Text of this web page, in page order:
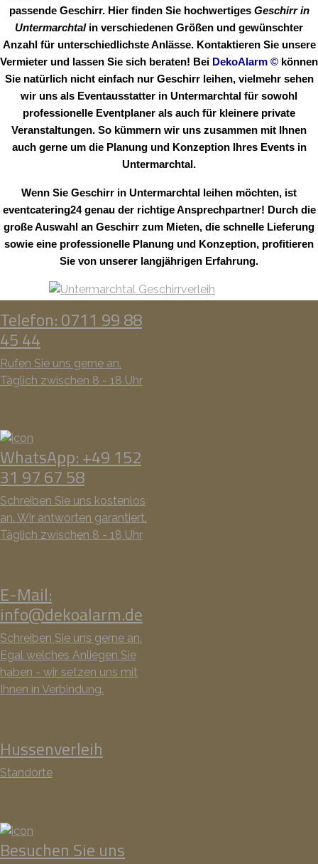
passende Geschirr. Hier finden Sie hochwertiges Geschirr in
Untermarchtalin verschiedenen Größen und gewünschter
Anzahl für unterschiedlichste Anlässe. Kontaktieren Sie unsere
Vermieter und lassen Sie sich beraten! Bei DekoAlarm © können
Sie natürlich nicht einfach nur Geschirr leihen, vielmehr sehen
wir uns als Eventausstatter in Untermarchtal für sowohl
professionelle Eventplaner als auch für kleinere private
Veranstaltungen. So kümmern wir uns zusammen mit Ihnen
auch gerne um die Planung und Konzeption Ihres Events in
Untermarchtal.
Wenn Sie Geschirr in Untermarchtal leihen möchten, ist
eventcatering24 genau der richtige Ansprechpartner! Durch die
große Auswahl an Geschirr zum Mieten, die schnelle Lieferung
sowie eine professionelle Planung und Konzeption, profitieren
Sie von unserer langjährigen Erfahrung.
Telefon: 0711 99 88
45 44
Rufen Sie uns gerne an.
Täglich zwischen 8 - 18 Uhr
WhatsApp: +49 152
31 97 67 58
Schreiben Sie uns kostenlos
an. Wir antworten garantiert.
Täglich zwischen 8 - 18 Uhr
E-Mail:
info@dekoalarm.de
Schreiben Sie uns gerne an.
Egal welches Anliegen Sie
haben - wir setzen uns mit
Ihnen in Verbindung.
Hussenverleih
Standorte
Besuchen Sie uns